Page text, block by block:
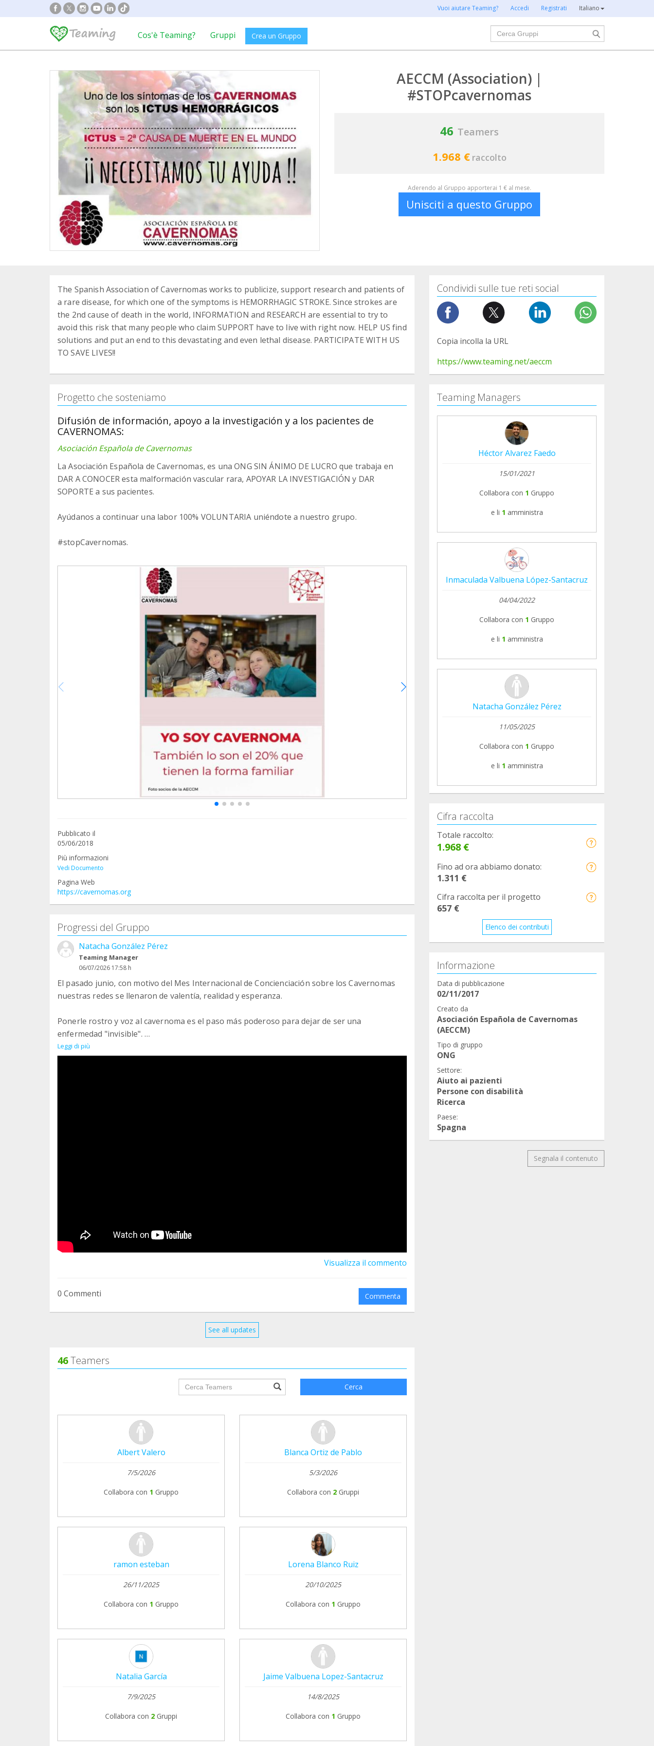
Vuoi aiutare Teaming? Accedi Registrati Italiano
Cos'è Teaming? Gruppi Crea un Gruppo
Cerca
AECCM (Association) |
#STOPcavernomas
46 Teamers
1.968 € raccolto
Aderendo al Gruppo apporterai 1 € al mese.
Unisciti a questo Gruppo
The Spanish Association of Cavernomas works to publicize, support research and patients of
a rare disease, for which one of the symptoms is HEMORRHAGIC STROKE. Since strokes are
the 2nd cause of death in the world, INFORMATION and RESEARCH are essential to try to
avoid this risk that many people who claim SUPPORT have to live with right now. HELP US find
solutions and put an end to this devastating and even lethal disease. PARTICIPATE WITH US
TO SAVE LIVES!!
Progetto che sosteniamo
Difusión de información, apoyo a la investigación y a los pacientes de
CAVERNOMAS:
Asociación Española de Cavernomas
La Asociación Española de Cavernomas, es una ONG SIN ÁNIMO DE LUCRO que trabaja en
DAR A CONOCER esta malformación vascular rara, APOYAR LA INVESTIGACIÓN y DAR
SOPORTE a sus pacientes.
Ayúdanos a continuar una labor 100% VOLUNTARIA uniéndote a nuestro grupo.
#stopCavernomas.
Pubblicato il
05/06/2018
Più informazioni
Vedi Documento
Pagina Web
https://cavernomas.org
Progressi del Gruppo
Natacha González Pérez
Teaming Manager
06/07/2026 17:58 h
El pasado junio, con motivo del Mes Internacional de Concienciación sobre los Cavernomas
nuestras redes se llenaron de valentía, realidad y esperanza.
Ponerle rostro y voz al cavernoma es el paso más poderoso para dejar de ser una
enfermedad "invisible".
¡Gracias por vuestra ayuda!
Leggi di più
Visualizza il commento
0 Commenti Commenta
See all updates
46Teamers
groupProfile.searchForm.search.text??? Cerca
Albert Valero
7/5/2026
Collabora con 1 Gruppo
Blanca Ortiz de Pablo
5/3/2026
Collabora con 2 Gruppi
ramon esteban
26/11/2025
Collabora con 1 Gruppo
Lorena Blanco Ruiz
20/10/2025
Collabora con 1 Gruppo
Natalia García
7/9/2025
Collabora con 2 Gruppi
Jaime Valbuena Lopez-Santacruz
14/8/2025
Collabora con 1 Gruppo
Condividi sulle tue reti social
Copia incolla la URL
https://www.teaming.net/aeccm
Teaming Managers
Héctor Alvarez Faedo
15/01/2021
Collabora con 1 Gruppo
e li 1 amministra
Inmaculada Valbuena López-Santacruz
04/04/2022
Collabora con 1 Gruppo
e li 1 amministra
Natacha González Pérez
11/05/2025
Collabora con 1 Gruppo
e li 1 amministra
Cifra raccolta
Totale raccolto:
1.968 €
Fino ad ora abbiamo donato:
1.311 €
Cifra raccolta per il progetto
657 €
Elenco dei contributi
Informazione
Data di pubblicazione
02/11/2017
Creato da
Asociación Española de Cavernomas
(AECCM)
Tipo di gruppo
ONG
Settore:
Aiuto ai pazienti
Persone con disabilità
Ricerca
Paese:
Spagna
Segnala il contenuto